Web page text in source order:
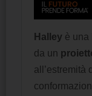
Halley è una
da un
all’estremità